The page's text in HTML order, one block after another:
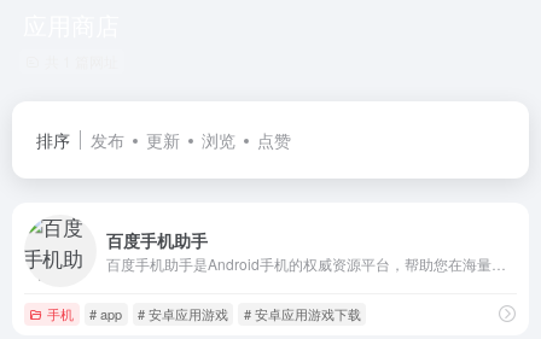
排序 发布 更新 浏览 点赞
百度手机助手
手机 # app # 安卓应用游戏 # 安卓应用游戏下载